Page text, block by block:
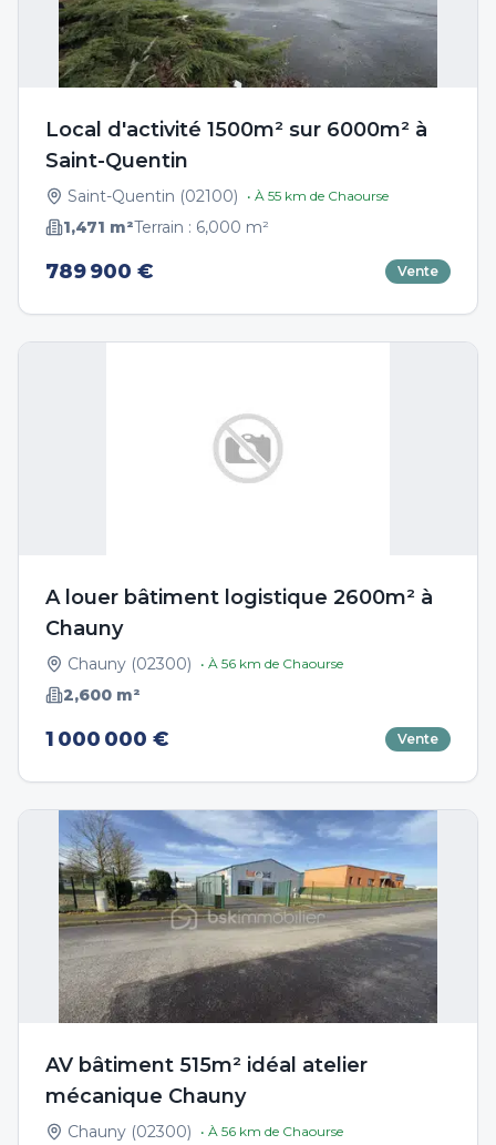
Local d'activité 1500m² sur 6000m² à
Saint-Quentin
Saint-Quentin (02100) • À 55 km de Chaourse
1,471 m²Terrain : 6,000 m²
789 900 € Vente
A louer bâtiment logistique 2600m² à
Chauny
Chauny (02300) • À 56 km de Chaourse
2,600 m²
1 000 000 € Vente
AV bâtiment 515m² idéal atelier
mécanique Chauny
Chauny (02300) • À 56 km de Chaourse